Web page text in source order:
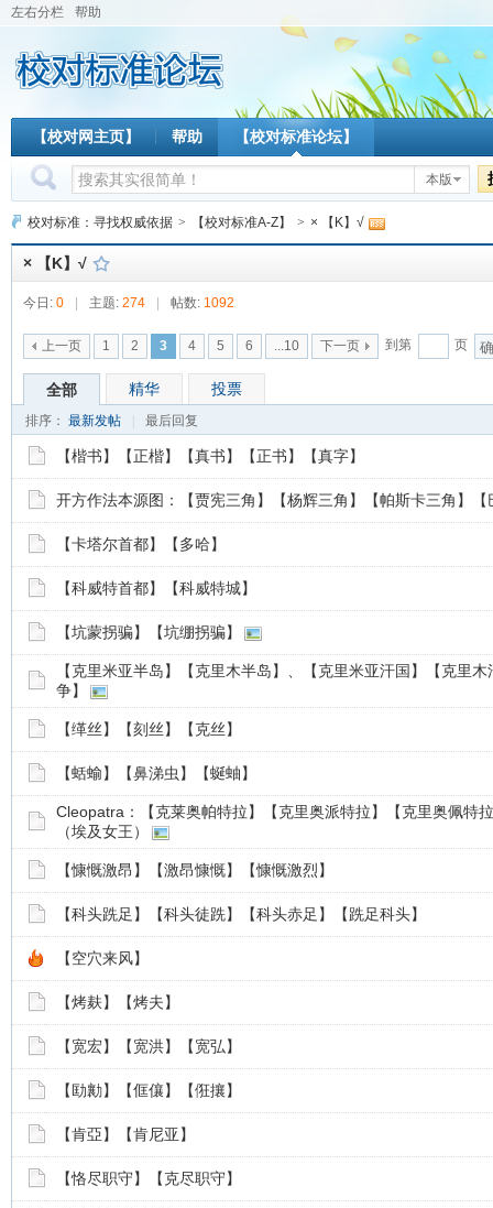
左右分栏 帮助
【校对网主页】 帮助 【校对标准论坛】
本版
校对标准：寻找权威依据 > 【校对标准A-Z】 > × 【K】√
× 【K】√
今日: 0 主题: 274 帖数: 1092
上一页 1 2 3 4 5 6 ...10 下一页 到第 页
全部 精华 投票
排序： 最新发帖 最后回复
【楷书】【正楷】【真书】【正书】【真字】
开方作法本源图：【贾宪三角】【杨辉三角】【帕斯卡三角】【
【卡塔尔首都】【多哈】
【科威特首都】【科威特城】
【坑蒙拐骗】【坑绷拐骗】
【克里米亚半岛】【克里木半岛】、【克里米亚汗国】【克里
争】
【缂丝】【刻丝】【克丝】
【蛞蝓】【鼻涕虫】【蜒蚰】
Cleopatra：【克莱奥帕特拉】【克里奥派特拉】【克里奥佩特
（埃及女王）
【慷慨激昂】【激昂慷慨】【慷慨激烈】
【科头跣足】【科头徒跣】【科头赤足】【跣足科头】
【空穴来风】
【烤麸】【烤夫】
【宽宏】【宽洪】【宽弘】
【劻勷】【㑌儴】【俇攘】
【肯亞】【肯尼亚】
【恪尽职守】【克尽职守】